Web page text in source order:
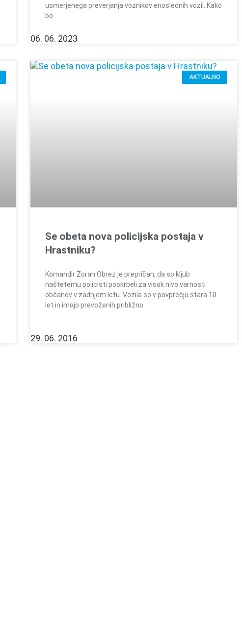
usmerjenega preverjanja voznikov enoslednih vozil. Kako
bo
06. 06. 2023
AKTUALNO
Se obeta nova policijska postaja v
Hrastniku?
Komandir Zoran Obrez je prepričan, da so kljub
naštetemu policisti poskrbeli za visok nivo varnosti
občanov v zadnjem letu. Vozila so v povprečju stara 10
let in imajo prevoženih približno
29. 06. 2016